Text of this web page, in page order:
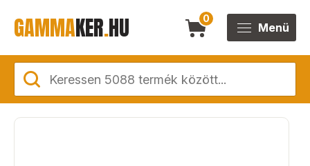
GAMMAKER.HU 0
Menü